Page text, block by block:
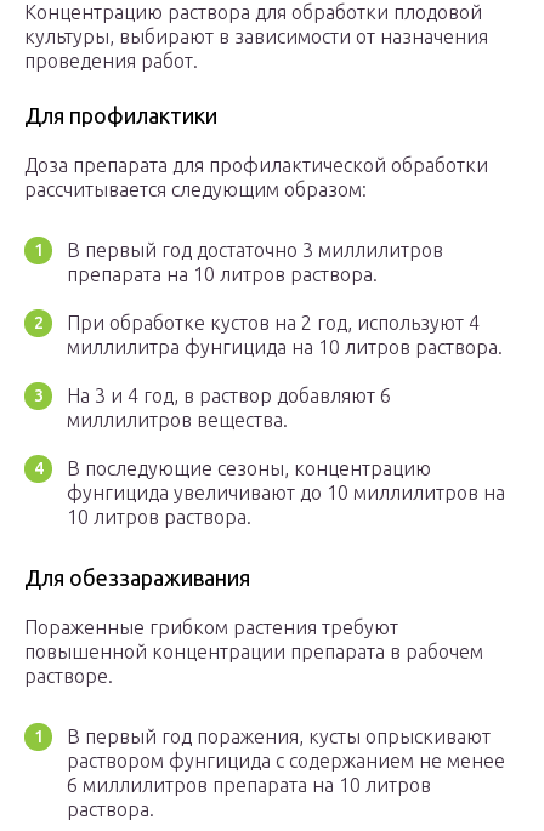
Концентрацию раствора для обработки плодовой
культуры, выбирают в зависимости от назначения
проведения работ.
Для профилактики
Доза препарата для профилактической обработки
рассчитывается следующим образом:
В первый год достаточно 3 миллилитров
препарата на 10 литров раствора.
При обработке кустов на 2 год, используют 4
миллилитра фунгицида на 10 литров раствора.
На 3 и 4 год, в раствор добавляют 6
миллилитров вещества.
В последующие сезоны, концентрацию
фунгицида увеличивают до 10 миллилитров на
10 литров раствора.
Для обеззараживания
Пораженные грибком растения требуют
повышенной концентрации препарата в рабочем
растворе.
В первый год поражения, кусты опрыскивают
раствором фунгицида с содержанием не менее
6 миллилитров препарата на 10 литров
раствора.